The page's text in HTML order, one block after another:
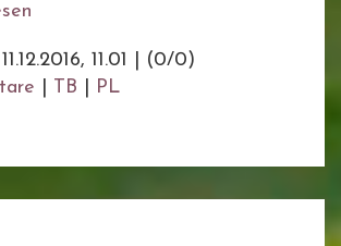
11.12.2016, 11.01
(0/0)
TB PL